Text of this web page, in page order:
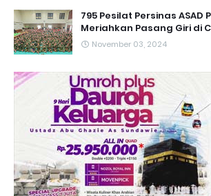
795 Pesilat Persinas ASAD
Meriahkan Pasang Giri di
November 03, 2024